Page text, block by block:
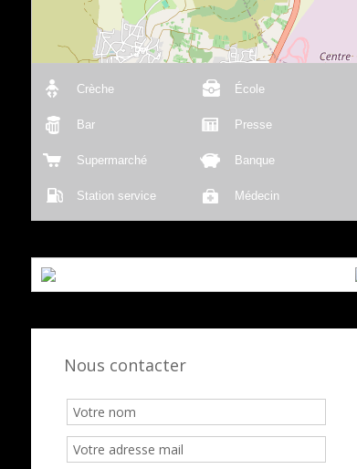
Crèche École
Bar Presse
Supermarché Banque
Station service Médecin
Nous contacter